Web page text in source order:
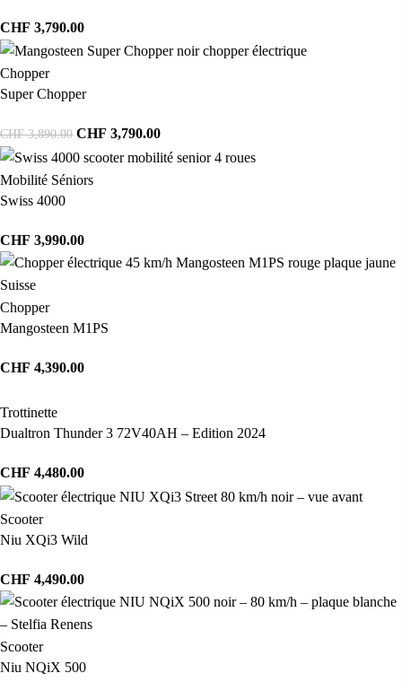
CHF 3,790.00
Chopper
Super Chopper
CHF3,890.00 CHF 3,790.00
Mobilité Séniors
Swiss 4000
CHF 3,990.00
Chopper
Mangosteen M1PS
CHF 4,390.00
Trottinette
Dualtron Thunder 3 72V40AH – Edition 2024
CHF 4,480.00
Scooter
Niu XQi3 Wild
CHF 4,490.00
Scooter
Niu NQiX 500